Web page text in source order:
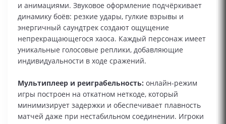
и анимациями. Звуковое оформление подчёркивает
динамику боёв: резкие удары, гулкие взрывы и
энергичный саундтрек создают ощущение
непрекращающегося хаоса. Каждый персонаж имеет
уникальные голосовые реплики, добавляющие
индивидуальности в ходе сражений.
Мультиплеер и реиграбельность: онлайн-режим
игры построен на откатном неткоде, который
минимизирует задержки и обеспечивает плавность
матчей даже при нестабильном соединении. Игроки